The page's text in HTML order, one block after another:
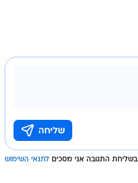
בשליחת התגובה אני מסכים לתנאי השימוש